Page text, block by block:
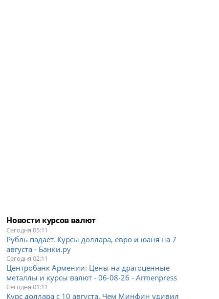
Новости курсов валют
Сегодня 05:11
Рубль падает. Курсы доллара, евро и юаня на 7
августа - Банки.ру
Сегодня 02:11
Центробанк Армении: Цены на драгоценные
металлы и курсы валют - 06-08-26 - Armenpress
Сегодня 01:11
Курс доллара с 10 августа. Чем Минфин удивил